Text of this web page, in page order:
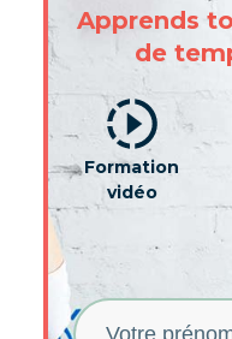
Apprends
de
Formation
vidéo